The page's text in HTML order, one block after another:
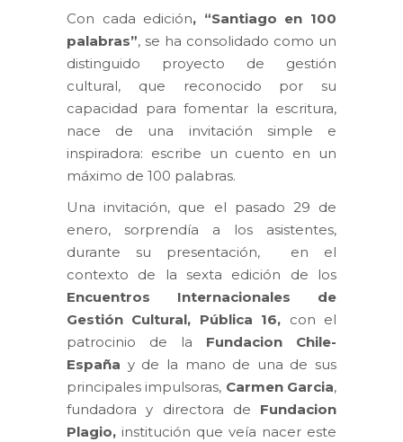
Con cada edición, “Santiago en 100
palabras”, se ha consolidado como un
distinguido proyecto de gestión
cultural, que reconocido por su
capacidad para fomentar la escritura,
nace de una invitación simple e
inspiradora: escribe un cuento en un
máximo de 100 palabras.
Una invitación, que el pasado 29 de
enero, sorprendía a los asistentes,
durante su presentación, en el
contexto de la sexta edición de los
Encuentros Internacionales de
Gestión Cultural, Pública 16, con el
patrocinio de la Fundacion Chile-
España y de la mano de una de sus
principales impulsoras, Carmen Garcia,
fundadora y directora de Fundacion
Plagio, institución que veía nacer este